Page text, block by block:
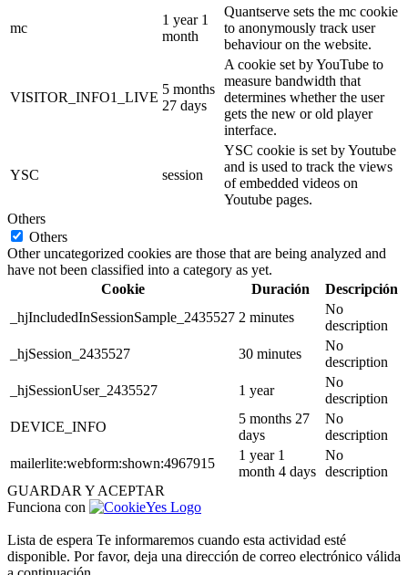
mc
1 year 1
month
Quantserve sets the mc cookie
to anonymously track user
behaviour on the website.
VISITOR_INFO1_LIVE
5 months
27 days
A cookie set by YouTube to
measure bandwidth that
determines whether the user
gets the new or old player
interface.
YSC session
YSC cookie is set by Youtube
and is used to track the views
of embedded videos on
Youtube pages.
Others
Others
Other uncategorized cookies are those that are being analyzed and
have not been classified into a category as yet.
Cookie
Duración
Descripción
_hjIncludedInSessionSample_2435527 2 minutes
No
description
_hjSession_2435527
30 minutes
No
description
_hjSessionUser_2435527
1 year
No
description
DEVICE_INFO
5 months 27
days
No
description
mailerlite:webform:shown:4967915
1 year 1
month 4 days
No
description
GUARDAR Y ACEPTAR
Funciona con
Lista de espera Te informaremos cuando esta actividad esté
disponible. Por favor, deja una dirección de correo electrónico válida